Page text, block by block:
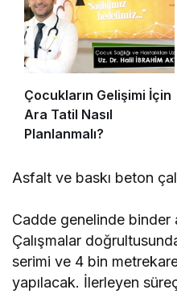
Çocukların Gelişimi İçin
Ara Tatil Nasıl
Planlanmalı?
Asfalt ve baskı beton
Cadde genelinde binder
Çalışmalar
serimi ve 4 bin
yapılacak. İlerleyen